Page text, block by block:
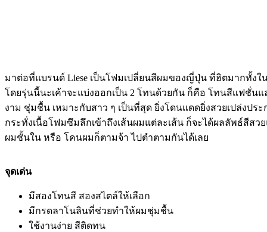
มาต่อที่แบรนด์ Liese เป็นโฟมเปลี่ยนสีผมของญี่ปุ่น ที่ฮิตมากทั้ง
โดยรุ่นนี้นะเค้าจะแบ่งออกเป็น 2 โทนด้วยกัน ก็คือ โทนสีแฟชั่น
งาม ชุ่มชื้น เหมาะกับสาว ๆ เป็นที่สุด ยิ่งโดนแดดยิ่งสวยเปล่งป
กระทั่งเนื้อโฟมซึมลึกเข้าถึงเส้นผมแต่ละเส้น ก็จะได้ผลลัพธ์สีส
ผมชั้นใน หรือ โคนผมก็ตามจ้า ไปตำตามกันได้เลย
จุดเด่น
มีสองโทนสี สองสไตล์ให้เลือก
มีกรดลาโนลินที่ช่วยทำให้ผมชุ่มชื้น
ใช้งานง่าย สีติดทน